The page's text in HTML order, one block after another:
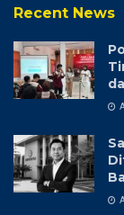
Recent News